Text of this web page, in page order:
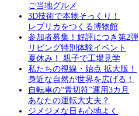
ご当地グルメ
3D技術で本物そっくり！
レプリカをつくる博物館
参加者募集！好評につき第2弾
リビング特別体験イベント
夏休み！ 親子で工場見学
私たちの視線・始点 拡大版！
身近な自然が世界を広げる！
自転車の“青切符”運用3カ月
あなたの運転大丈夫？
ジメジメな日も心地よく